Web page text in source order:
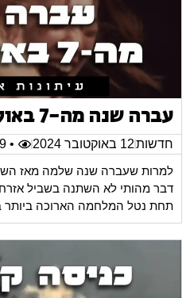
עברה שנה מה-7 באוקטובר
חדשות12 באוקטובר 2024
• 4,079
דבר מהותי לא השתנה בשביל
תחת נטל המלחמה הארוכה ביותר